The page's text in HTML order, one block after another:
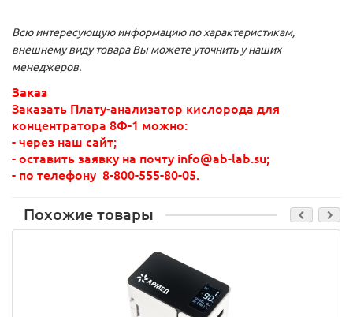
Всю интересующую информацию по характеристикам,
внешнему виду товара Вы можете уточнить у наших
менеджеров.
Заказ
Заказать Плату-анализатор кислорода для
концентратора 8Ф-1 можно:
- через наш сайт;
- оставить заявку на почту info@ab-lab.su;
- по телефону 8-800-555-80-05.
Похожие товары